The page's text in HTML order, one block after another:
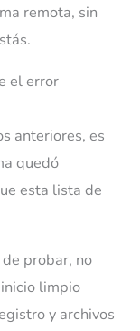
remota, sin
el error
anteriores, es
quedó
esta lista de
probar, no
limpio
y archivos